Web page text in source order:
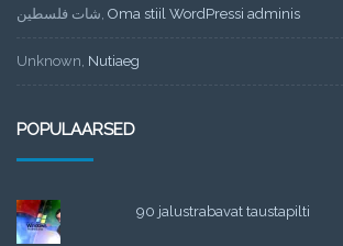
شات فلسطين Oma stiil WordPressi adminis
Unknown Nutiaeg
POPULAARSED
90 jalustrabavat taustapilti